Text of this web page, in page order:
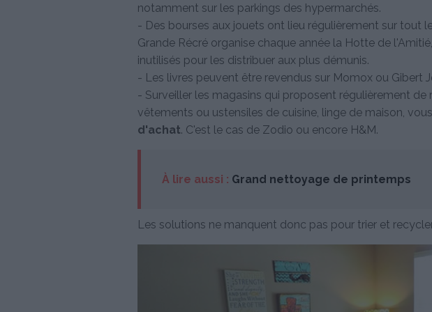
notamment sur les parkings des hypermarchés.
- Des bourses aux jouets ont lieu régulièrement sur tout
Grande Récré organise chaque année la Hotte de
inutilisés pour les distribuer aux plus démunis.
- Les livres peuvent être revendus sur Momox ou Gibert
- Surveiller les magasins qui proposent régulièrement de
vêtements ou ustensiles de cuisine, linge de maison,
d'achat. C'est le cas de Zodio ou encore H&M.
À lire aussi : Grand nettoyage de printemps
Les solutions ne manquent donc pas pour trier et